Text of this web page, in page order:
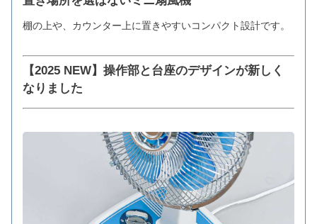
棚の上や、カウンター上に置きやすいコンパクト設計です。
【2025 NEW】操作部と台座のデザインが新しく
なりました